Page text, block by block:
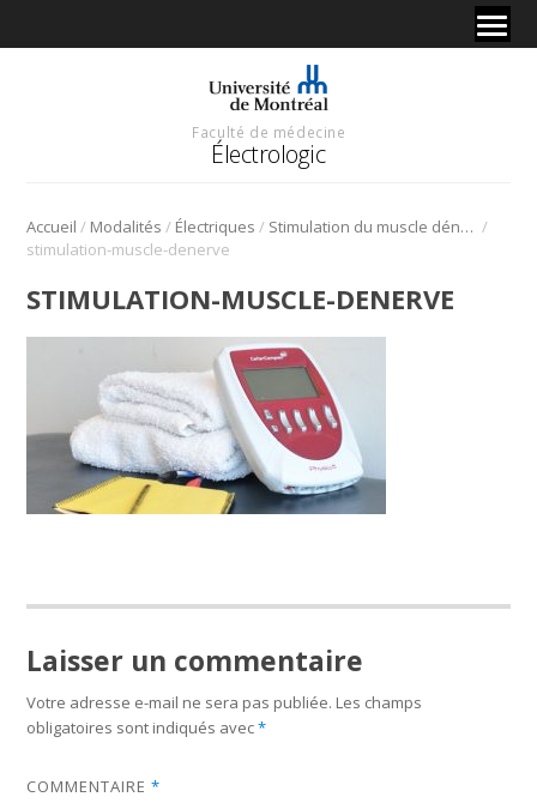
Faculté de médecine
Électrologic
Accueil / Modalités / Électriques / Stimulation du muscle dénervé /
stimulation-muscle-denerve
STIMULATION-MUSCLE-DENERVE
Laisser un commentaire
Votre adresse e-mail ne sera pas publiée. Les champs
obligatoires sont indiqués avec*
COMMENTAIRE*